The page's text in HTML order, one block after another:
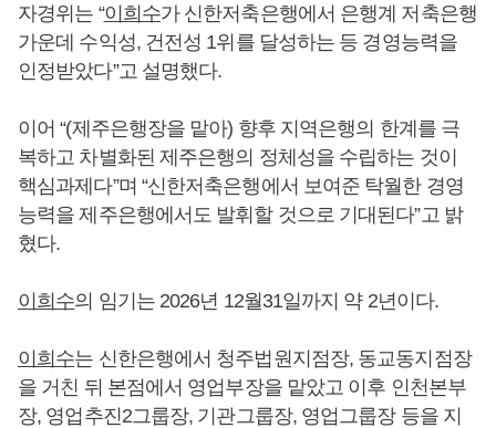
자경위는 “이희수가 신한저축은행에서 은행계 저축은행
가운데 수익성, 건전성 1위를 달성하는 등 경영능력을
인정받았다”고 설명했다.
이어 “(제주은행장을 맡아) 향후 지역은행의 한계를 극
복하고 차별화된 제주은행의 정체성을 수립하는 것이
핵심과제다”며 “신한저축은행에서 보여준 탁월한 경영
능력을 제주은행에서도 발휘할 것으로 기대된다”고 밝
혔다.
이희수의 임기는 2026년 12월31일까지 약 2년이다.
이희수는 신한은행에서 청주법원지점장, 동교동지점장
을 거친 뒤 본점에서 영업부장을 맡았고 이후 인천본부
장, 영업추진2그룹장, 기관그룹장, 영업그룹장 등을 지